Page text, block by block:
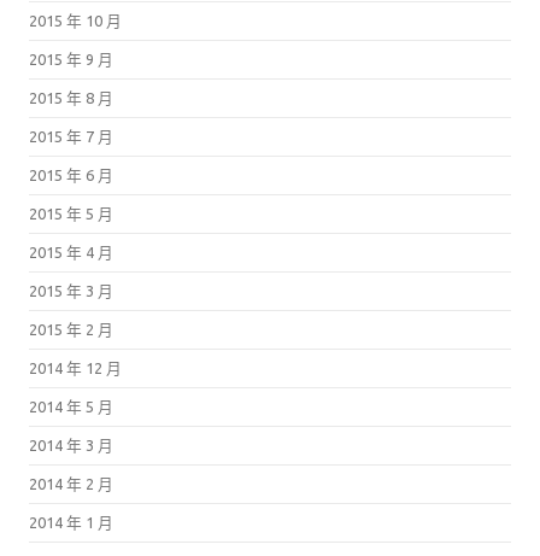
2015 年 10 月
2015 年 9 月
2015 年 8 月
2015 年 7 月
2015 年 6 月
2015 年 5 月
2015 年 4 月
2015 年 3 月
2015 年 2 月
2014 年 12 月
2014 年 5 月
2014 年 3 月
2014 年 2 月
2014 年 1 月